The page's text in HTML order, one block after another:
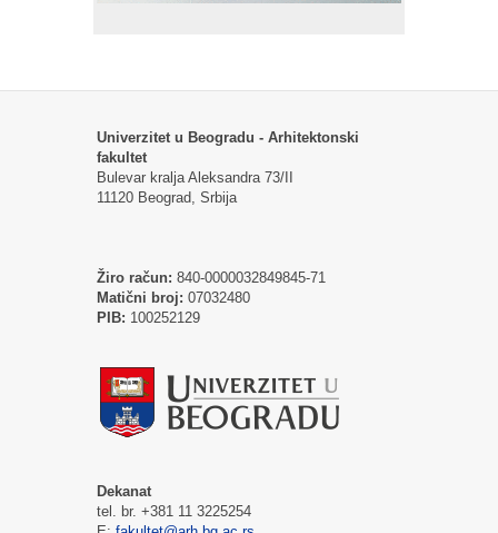
Univerzitet u Beogradu - Arhitektonski
fakultet
Bulevar kralja Aleksandra 73/II
11120 Beograd, Srbija
Žiro račun: 840-0000032849845-71
Matični broj: 07032480
PIB: 100252129
Dekanat
tel. br. +381 11 3225254